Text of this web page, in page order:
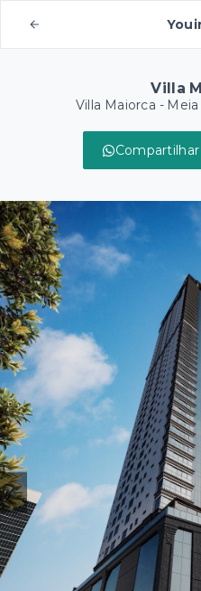
Villa
Villa Maiorca -
Compartilhar